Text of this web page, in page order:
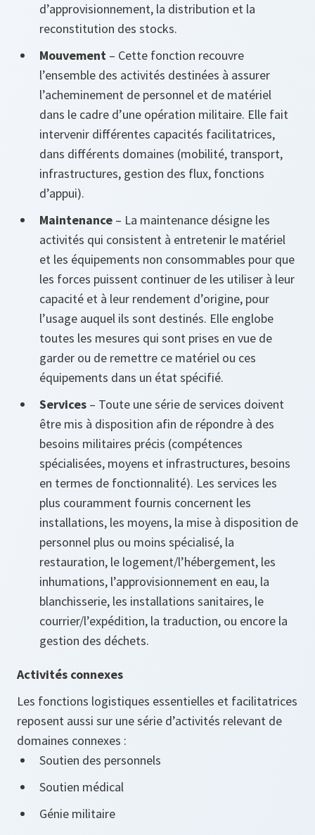
d’approvisionnement, la distribution et la
reconstitution des stocks.
Mouvement – Cette fonction recouvre
l’ensemble des activités destinées à assurer
l’acheminement de personnel et de matériel
dans le cadre d’une opération militaire. Elle fait
intervenir différentes capacités facilitatrices,
dans différents domaines (mobilité, transport,
infrastructures, gestion des flux, fonctions
d’appui).
Maintenance – La maintenance désigne les
activités qui consistent à entretenir le matériel
et les équipements non consommables pour que
les forces puissent continuer de les utiliser à leur
capacité et à leur rendement d’origine, pour
l’usage auquel ils sont destinés. Elle englobe
toutes les mesures qui sont prises en vue de
garder ou de remettre ce matériel ou ces
équipements dans un état spécifié.
Services – Toute une série de services doivent
être mis à disposition afin de répondre à des
besoins militaires précis (compétences
spécialisées, moyens et infrastructures, besoins
en termes de fonctionnalité). Les services les
plus couramment fournis concernent les
installations, les moyens, la mise à disposition de
personnel plus ou moins spécialisé, la
restauration, le logement/l’hébergement, les
inhumations, l’approvisionnement en eau, la
blanchisserie, les installations sanitaires, le
courrier/l’expédition, la traduction, ou encore la
gestion des déchets.
Activités connexes
Les fonctions logistiques essentielles et facilitatrices
reposent aussi sur une série d’activités relevant de
domaines connexes :
Soutien des personnels
Soutien médical
Génie militaire